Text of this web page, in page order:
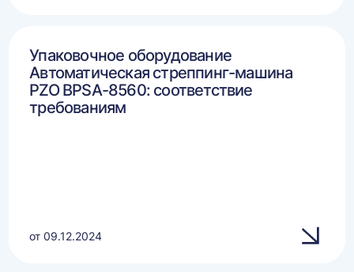
Упаковочное оборудование
Автоматическая стреппинг-машина
PZO BPSA-8560: соответствие
требованиям
от 09.12.2024